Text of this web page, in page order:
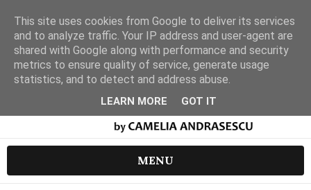
MENU
This site uses cookies from Google to deliver its services
and to analyze traffic. Your IP address and user-agent are
shared with Google along with performance and security
metrics to ensure quality of service, generate usage
statistics, and to detect and address abuse.
LEARN MORE GOT IT